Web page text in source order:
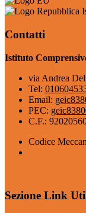
Contatti
Istituto
via Andrea
Tel:
Email:
PEC:
C.F.:
Codice
Sezione Link